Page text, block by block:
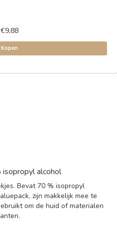
€9,88
Kopen
alcohol
Bevat 70 % isopropyl
zijn makkelijk mee te
om de huid of materialen